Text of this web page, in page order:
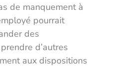
de manquement à
pourrait
des
d’autres
aux dispositions